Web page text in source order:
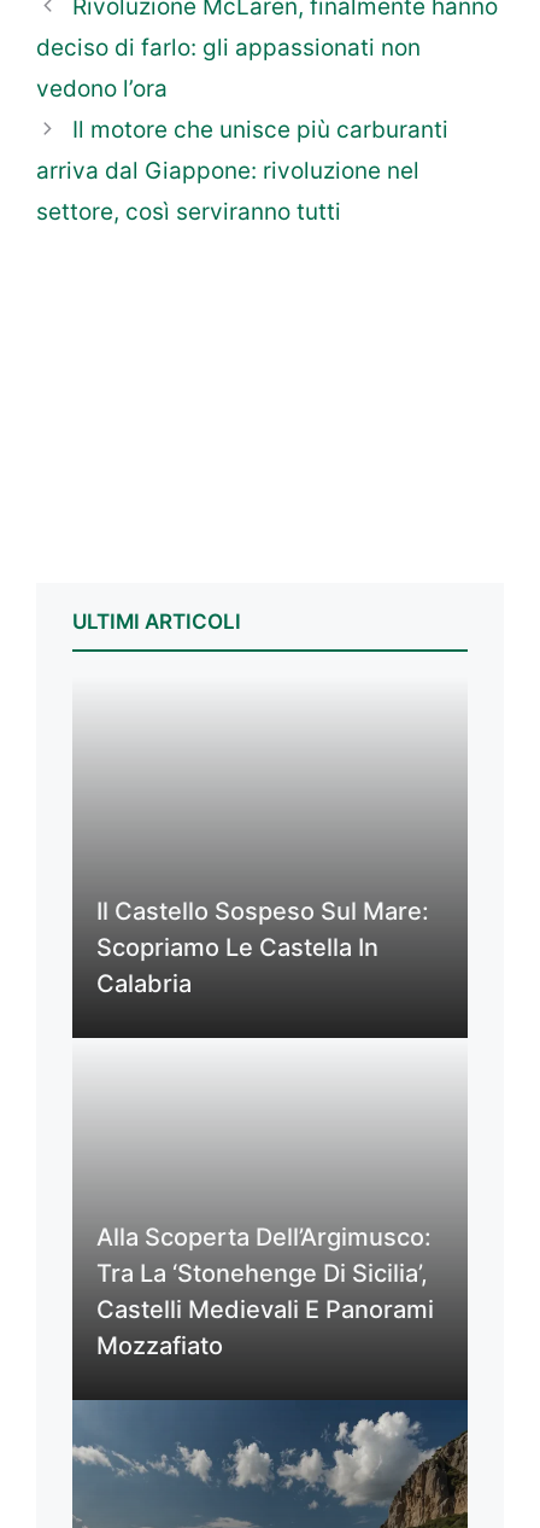
Rivoluzione McLaren, finalmente hanno
deciso di farlo: gli appassionati non
vedono l’ora
Il motore che unisce più carburanti
arriva dal Giappone: rivoluzione nel
settore, così serviranno tutti
ULTIMI ARTICOLI
Il Castello Sospeso Sul Mare:
Scopriamo Le Castella In
Calabria
Alla Scoperta Dell’Argimusco:
Tra La ‘Stonehenge Di Sicilia’,
Castelli Medievali E Panorami
Mozzafiato